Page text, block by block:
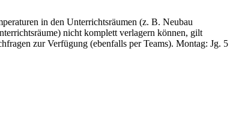
in den Unterrichtsräumen (z. B. Neubau
nicht komplett verlagern können, gilt
zur Verfügung (ebenfalls per Teams). Montag: Jg. 5